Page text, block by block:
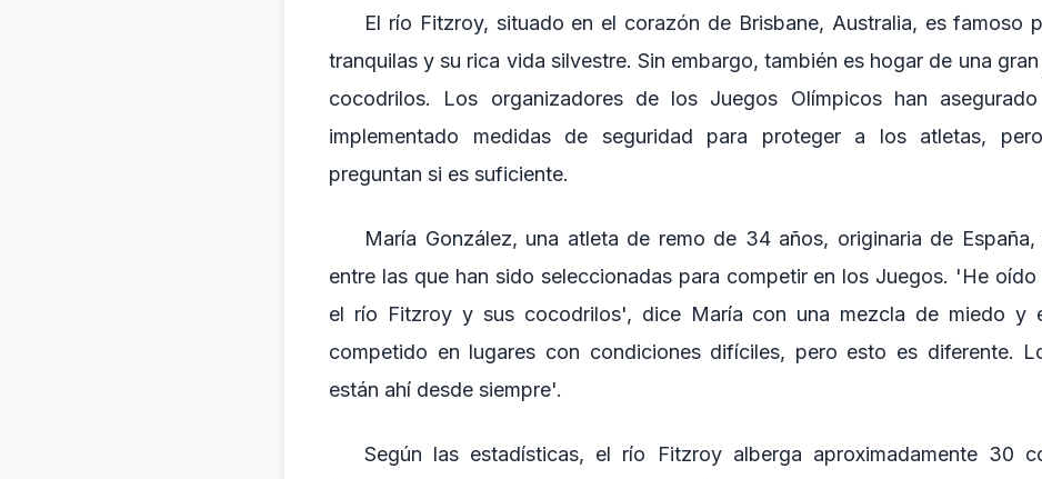
El río Fitzroy, situado en el corazón de Brisbane, Australia, es famoso
tranquilas y su rica vida silvestre. Sin embargo, también es hogar de una
cocodrilos. Los organizadores de los Juegos Olímpicos han
implementado medidas de seguridad para proteger a los atletas,
preguntan si es suficiente.
María González, una atleta de remo de 34 años, originaria de España,
entre las que han sido seleccionadas para competir en los Juegos. 'He
el río Fitzroy y sus cocodrilos', dice María con una mezcla de miedo y
competido en lugares con condiciones difíciles, pero esto es diferente.
están ahí desde siempre'.
Según las estadísticas, el río Fitzroy alberga aproximadamente 30